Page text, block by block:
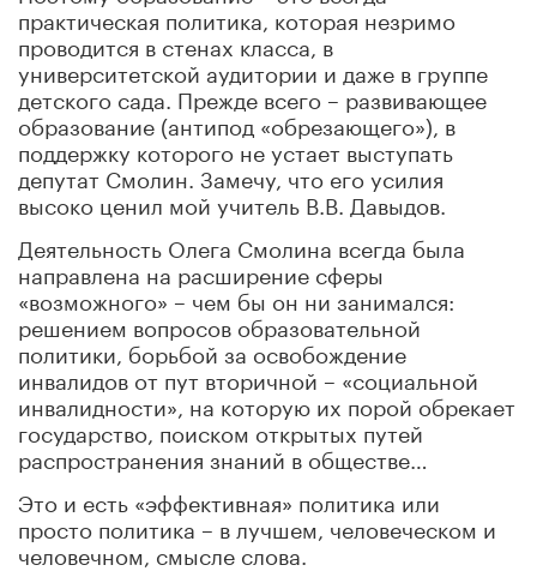
практическая политика, которая незримо
проводится в стенах класса, в
университетской аудитории и даже в группе
детского сада. Прежде всего – развивающее
образование (антипод «обрезающего»), в
поддержку которого не устает выступать
депутат Смолин. Замечу, что его усилия
высоко ценил мой учитель В.В. Давыдов.
Деятельность Олега Смолина всегда была
направлена на расширение сферы
«возможного» – чем бы он ни занимался:
решением вопросов образовательной
политики, борьбой за освобождение
инвалидов от пут вторичной – «социальной
инвалидности», на которую их порой обрекает
государство, поиском открытых путей
распространения знаний в обществе…
Это и есть «эффективная» политика или
просто политика – в лучшем, человеческом и
человечном, смысле слова.